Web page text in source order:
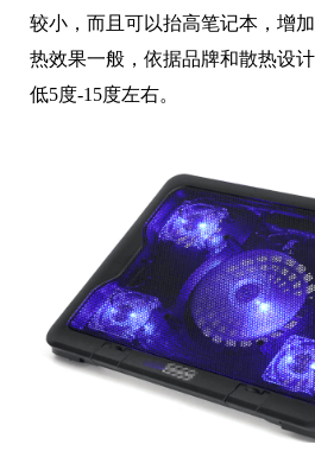
较小，而且可以抬高笔记本，增
热效果一般，依据品牌和散热设
低5度-15度左右。